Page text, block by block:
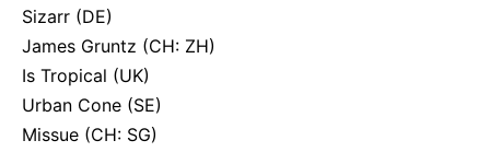
Sizarr (DE)
James Gruntz (CH: ZH)
Is Tropical (UK)
Urban Cone (SE)
Missue (CH: SG)